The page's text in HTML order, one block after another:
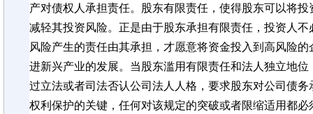
产对债权人承担责任。股东有限责任，使得股东可以将
减轻其投资风险。正是由于股东承担有限责任，投资人
风险产生的责任由其承担，才愿意将资金投入到高风险
进新兴产业的发展。当股东滥用有限责任和法人独立地
过立法或者司法否认公司法人人格，要求股东对公司债
权利保护的关键，任何对该规定的突破或者限缩适用都